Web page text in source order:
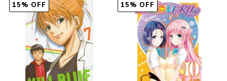
15% OFF 15% OFF